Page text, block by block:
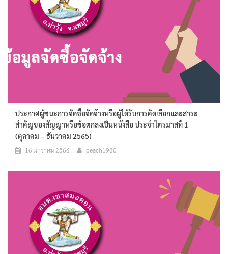
ประกาศผู้ชนะการจัดซื้อจัดจ้างหรือผู้ได้รับการคัดเลือกและสาระ
สำคัญของสัญญาหรือข้อตกลงเป็นหนังสือ ประจำไตรมาสที่ 1
(ตุลาคม – ธันวาคม 2565)
16 มกราคม 2566 peach1980